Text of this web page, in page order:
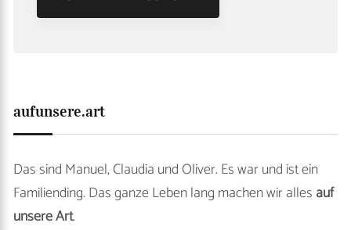
aufunsere.art
Das sind Manuel, Claudia und Oliver. Es war und ist ein
Familiending. Das ganze Leben lang machen wir alles auf
unsere Art.